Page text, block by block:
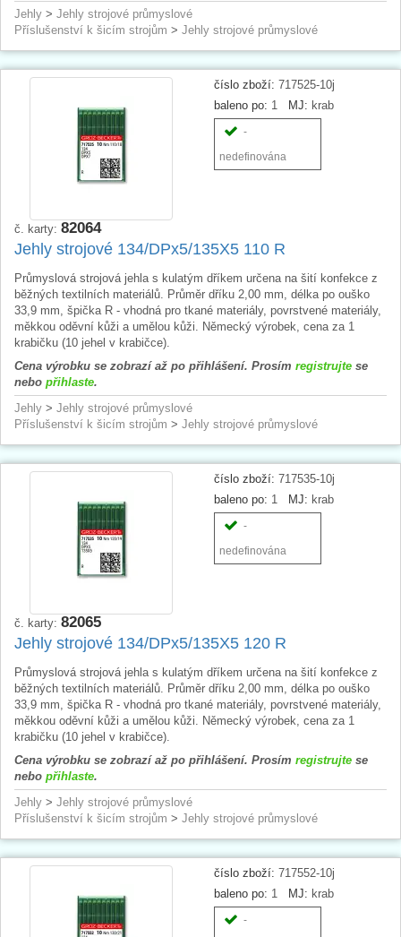
Jehly > Jehly strojové průmyslové
Příslušenství k šicím strojům > Jehly strojové průmyslové
číslo zboží: 717525-10j
baleno po: 1 MJ: krab
-
nedefinována
č. karty: 82064
Jehly strojové 134/DPx5/135X5 110 R
Průmyslová strojová jehla s kulatým dříkem určena na šití konfekce z
běžných textilních materiálů. Průměr dříku 2,00 mm, délka po ouško
33,9 mm, špička R - vhodná pro tkané materiály, povrstvené materiály,
měkkou oděvní kůži a umělou kůži. Německý výrobek, cena za 1
krabičku (10 jehel v krabičce).
Cena výrobku se zobrazí až po přihlášení. Prosím registrujte se
nebo přihlaste.
Jehly > Jehly strojové průmyslové
Příslušenství k šicím strojům > Jehly strojové průmyslové
číslo zboží: 717535-10j
baleno po: 1 MJ: krab
-
nedefinována
č. karty: 82065
Jehly strojové 134/DPx5/135X5 120 R
Průmyslová strojová jehla s kulatým dříkem určena na šití konfekce z
běžných textilních materiálů. Průměr dříku 2,00 mm, délka po ouško
33,9 mm, špička R - vhodná pro tkané materiály, povrstvené materiály,
měkkou oděvní kůži a umělou kůži. Německý výrobek, cena za 1
krabičku (10 jehel v krabičce).
Cena výrobku se zobrazí až po přihlášení. Prosím registrujte se
nebo přihlaste.
Jehly > Jehly strojové průmyslové
Příslušenství k šicím strojům > Jehly strojové průmyslové
číslo zboží: 717552-10j
baleno po: 1 MJ: krab
-